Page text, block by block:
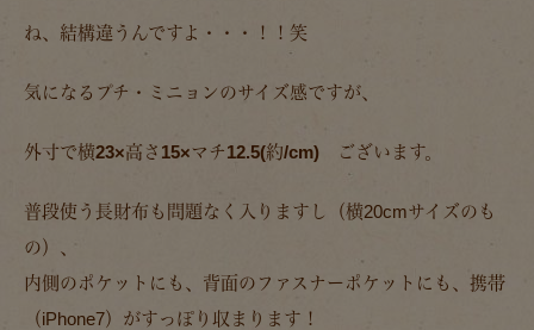
ね、結構違うんですよ・・・！！笑
気になるプチ・ミニョンのサイズ感ですが、
外寸で横23×高さ15×マチ12.5(約/cm) ございます。
普段使う長財布も問題なく入りますし（横20cmサイズのも
の）、
内側のポケットにも、背面のファスナーポケットにも、携帯
（iPhone7）がすっぽり収まります！